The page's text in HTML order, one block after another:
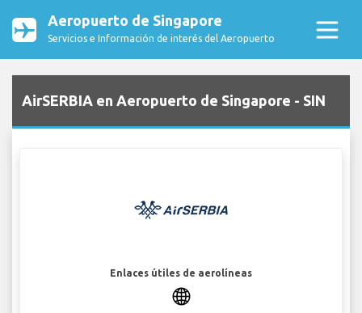
Aeropuerto de Singapore
Servicios e Información de interés del Aeropuerto
AirSERBIA en Aeropuerto de Singapore - SIN
Enlaces útiles de aerolíneas